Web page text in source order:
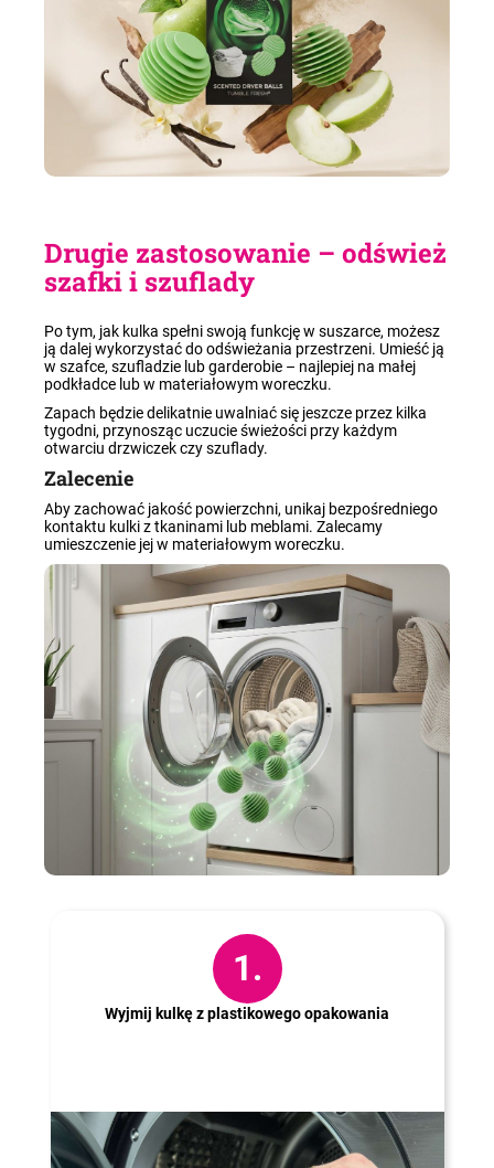
Drugie zastosowanie – odśwież
szafki i szuflady
Po tym, jak kulka spełni swoją funkcję w suszarce, możesz
ją dalej wykorzystać do odświeżania przestrzeni. Umieść ją
w szafce, szufladzie lub garderobie – najlepiej na małej
podkładce lub w materiałowym woreczku.
Zapach będzie delikatnie uwalniać się jeszcze przez kilka
tygodni, przynosząc uczucie świeżości przy każdym
otwarciu drzwiczek czy szuflady.
Zalecenie
Aby zachować jakość powierzchni, unikaj bezpośredniego
kontaktu kulki z tkaninami lub meblami. Zalecamy
umieszczenie jej w materiałowym woreczku.
Jak to zrobić?
1.
Wyjmij kulkę z plastikowego opakowania